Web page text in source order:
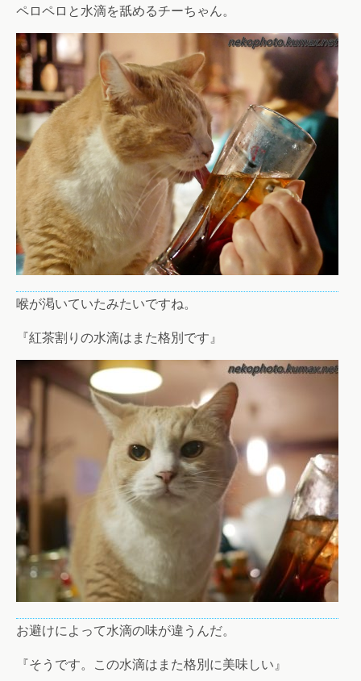
ペロペロと水滴を舐めるチーちゃん。
喉が渇いていたみたいですね。
『紅茶割りの水滴はまた格別です』
お避けによって水滴の味が違うんだ。
『そうです。この水滴はまた格別に美味しい』